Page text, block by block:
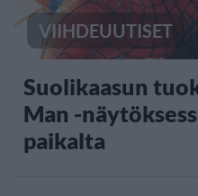
VIIHDEUUTISET
Suolikaasun
Man -
paikalta